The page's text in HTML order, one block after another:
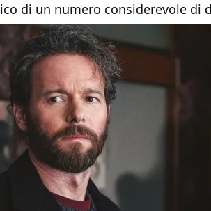
di un numero considerevole di